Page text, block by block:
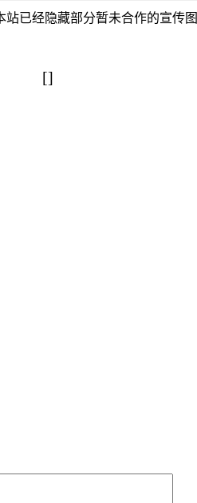
已经隐藏部分暂未合作的宣传
[]